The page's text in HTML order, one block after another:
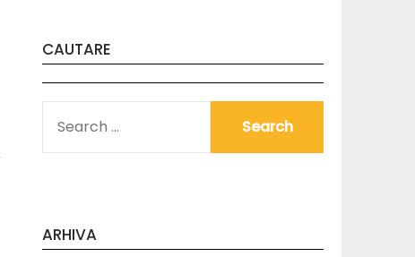
CAUTARE
FOR:
ARHIVA